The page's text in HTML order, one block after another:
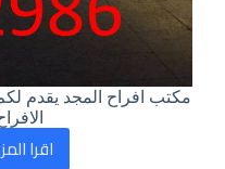
مكتب افراح المجد يقدم
اقرا